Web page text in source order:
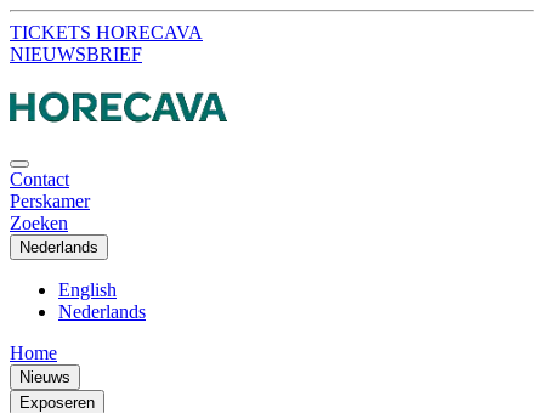
TICKETS HORECAVA
NIEUWSBRIEF
Contact
Perskamer
Zoeken
Nederlands
English
Nederlands
Home
Nieuws
Exposeren